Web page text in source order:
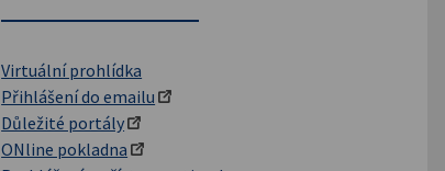
Virtuální prohlídka
Přihlášení do emailu
Důležité portály
ONline pokladna